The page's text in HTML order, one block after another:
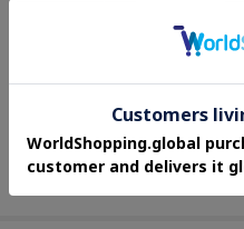
【セットアップ可/接触冷感/通気性】エアリークールワイドパンツ
UNTITLED
18,700